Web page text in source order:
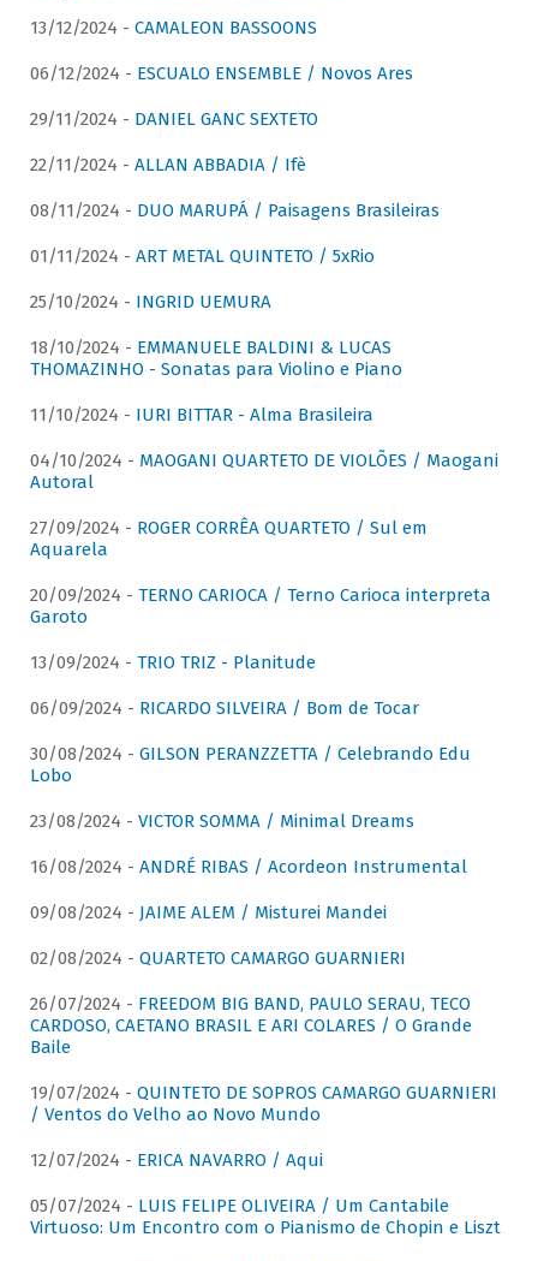
13/12/2024 - CAMALEON BASSOONS
06/12/2024 - ESCUALO ENSEMBLE / Novos Ares
29/11/2024 - DANIEL GANC SEXTETO
22/11/2024 - ALLAN ABBADIA / Ifè
08/11/2024 - DUO MARUPÁ / Paisagens Brasileiras
01/11/2024 - ART METAL QUINTETO / 5xRio
25/10/2024 - INGRID UEMURA
18/10/2024 - EMMANUELE BALDINI & LUCAS
THOMAZINHO - Sonatas para Violino e Piano
11/10/2024 - IURI BITTAR - Alma Brasileira
04/10/2024 - MAOGANI QUARTETO DE VIOLÕES / Maogani
Autoral
27/09/2024 - ROGER CORRÊA QUARTETO / Sul em
Aquarela
20/09/2024 - TERNO CARIOCA / Terno Carioca interpreta
Garoto
13/09/2024 - TRIO TRIZ - Planitude
06/09/2024 - RICARDO SILVEIRA / Bom de Tocar
30/08/2024 - GILSON PERANZZETTA / Celebrando Edu
Lobo
23/08/2024 - VICTOR SOMMA / Minimal Dreams
16/08/2024 - ANDRÉ RIBAS / Acordeon Instrumental
09/08/2024 - JAIME ALEM / Misturei Mandei
02/08/2024 - QUARTETO CAMARGO GUARNIERI
26/07/2024 - FREEDOM BIG BAND, PAULO SERAU, TECO
CARDOSO, CAETANO BRASIL E ARI COLARES / O Grande
Baile
19/07/2024 - QUINTETO DE SOPROS CAMARGO GUARNIERI
/ Ventos do Velho ao Novo Mundo
12/07/2024 - ERICA NAVARRO / Aqui
05/07/2024 - LUIS FELIPE OLIVEIRA / Um Cantabile
Virtuoso: Um Encontro com o Pianismo de Chopin e Liszt